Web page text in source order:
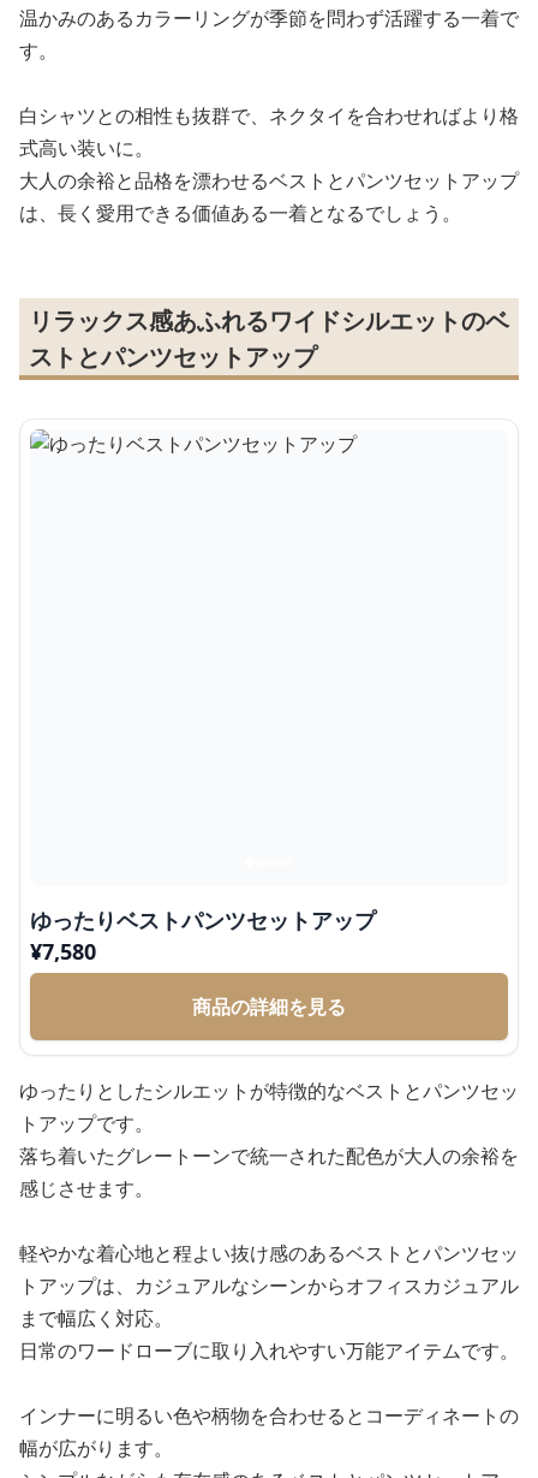
温かみのあるカラーリングが季節を問わず活躍する一着で
す。
白シャツとの相性も抜群で、ネクタイを合わせればより格
式高い装いに。
大人の余裕と品格を漂わせるベストとパンツセットアップ
は、長く愛用できる価値ある一着となるでしょう。
リラックス感あふれるワイドシルエットのベ
ストとパンツセットアップ
ゆったりベストパンツセットアップ
¥7,580
商品の詳細を見る
ゆったりとしたシルエットが特徴的なベストとパンツセッ
トアップです。
落ち着いたグレートーンで統一された配色が大人の余裕を
感じさせます。
軽やかな着心地と程よい抜け感のあるベストとパンツセッ
トアップは、カジュアルなシーンからオフィスカジュアル
まで幅広く対応。
日常のワードローブに取り入れやすい万能アイテムです。
インナーに明るい色や柄物を合わせるとコーディネートの
幅が広がります。